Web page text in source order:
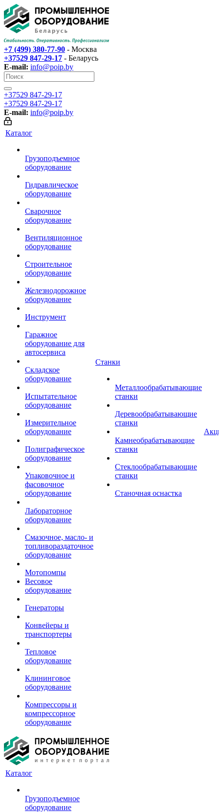
+7 (499) 380-77-90 - Москва
+37529 847-29-17‬ - Беларусь
E-mail: info@poip.by
+37529 847-29-17‬
+37529 847-29-17‬
E-mail: info@poip.by
Каталог
Грузоподъемное
оборудование
Гидравлическое
оборудование
Сварочное
оборудование
Вентиляционное
оборудование
Строительное
оборудование
Железнодорожное
оборудование
Инструмент
Гаражное
оборудование для
автосервиса
Складское
оборудование
Испытательное
оборудование
Измерительное
оборудование
Полиграфическое
оборудование
Упаковочное и
фасовочное
оборудование
Лабораторное
оборудование
Смазочное, масло- и
топливораздаточное
оборудование
Мотопомпы
Весовое
оборудование
Генераторы
Конвейеры и
транспортеры
Тепловое
оборудование
Клининговое
оборудование
Компрессоры и
компрессорное
оборудование
Станки
Металлообрабатывающие
станки
Деревообрабатывающие
станки
Камнеобрабатывающие
станки
Стеклообрабатывающие
станки
Станочная оснастка
Каталог
Грузоподъемное
оборудование